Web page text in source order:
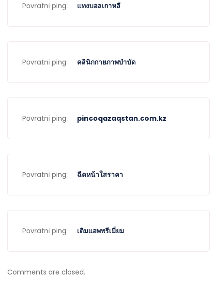
Povratni ping: แทงบอลเกาหลี
Povratni ping: คลินิกกายภาพบำบัด
Povratni ping: pincoqazaqstan.com.kz
Povratni ping: ฉีดหน้าใสราคา
Povratni ping: เติมแอพพรีเมี่ยม
Comments are closed.